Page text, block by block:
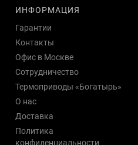
ИНФОРМАЦИЯ
Гарантии
Контакты
Офис в Москве
Сотрудничество
Термоприводы «Богатырь»
О нас
Доставка
Политика
конфиденциальности